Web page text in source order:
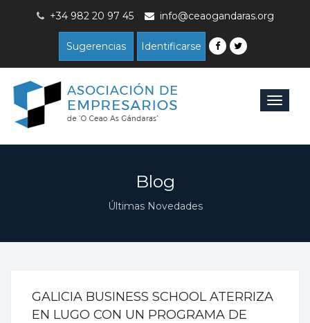
+34 982 20 97 45 info@ceaogandaras.org
Sugerencias Identificarse
Toggle
Blog
Últimas Novedades
GALICIA BUSINESS SCHOOL ATERRIZA
EN LUGO CON UN PROGRAMA DE